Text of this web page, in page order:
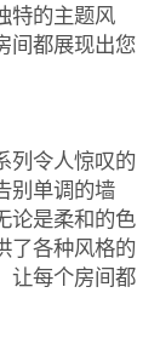
特的主题风
间都展现出您
列令人惊叹的
别单调的墙
论是柔和的色
了各种风格的
让每个房间都